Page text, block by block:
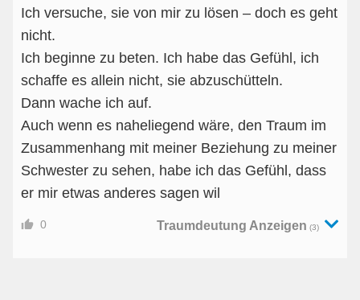
Ich versuche, sie von mir zu lösen – doch es geht
nicht.
Ich beginne zu beten. Ich habe das Gefühl, ich
schaffe es allein nicht, sie abzuschütteln.
Dann wache ich auf.
Auch wenn es naheliegend wäre, den Traum im
Zusammenhang mit meiner Beziehung zu meiner
Schwester zu sehen, habe ich das Gefühl, dass
er mir etwas anderes sagen wil
0 Traumdeutung Anzeigen (3)